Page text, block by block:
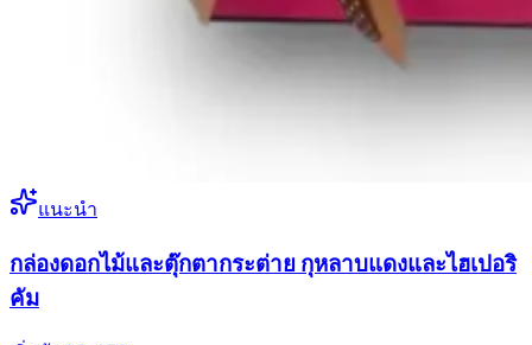
แนะนำ
กล่องดอกไม้และตุ๊กตากระต่าย กุหลาบแดงและไฮเปอริ
คัม